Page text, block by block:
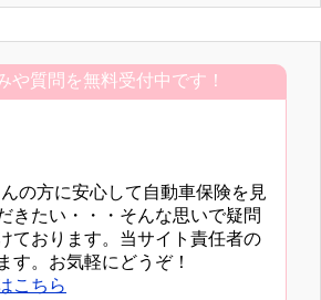
や質問を無料受付中です！
の方に安心して自動車保険を見
きたい・・・そんな思いで疑問
ております。当サイト責任者の
す。お気軽にどうぞ！
こちら